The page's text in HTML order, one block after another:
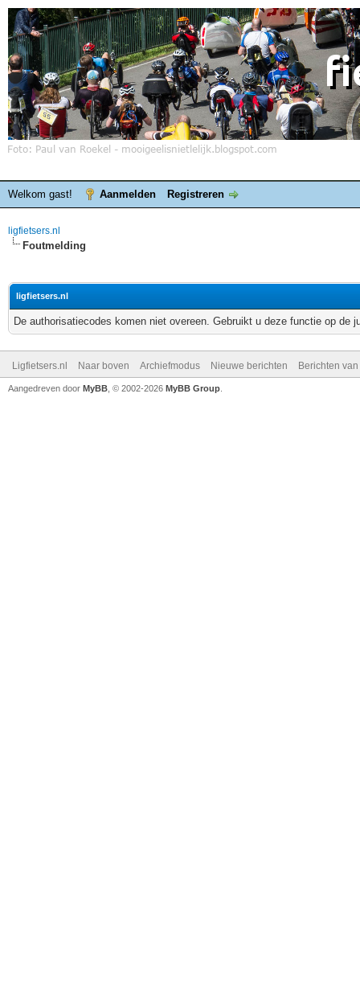
Welkom gast! Aanmelden Registreren
ligfietsers.nl
Foutmelding
ligfietsers.nl
De authorisatiecodes komen niet overeen. Gebruikt u deze functie op de
Ligfietsers.nl Naar boven Archiefmodus Nieuwe berichten Berichten
Aangedreven door MyBB , © 2002-2026 MyBB Group